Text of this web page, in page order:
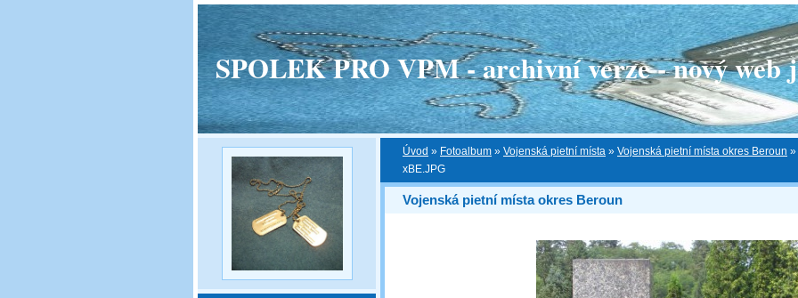
SPOLEK PRO VPM - archivní verze - nový web
Úvod » Fotoalbum » Vojenská pietní místa » Vojenská pietní místa okres Beroun »
xBE.JPG
Vojenská pietní místa okres Beroun